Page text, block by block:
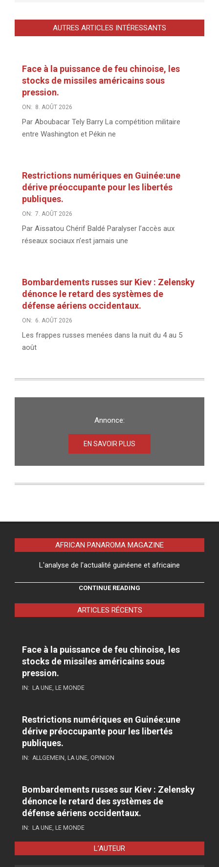
AUTRES ARTICLES INTÉRESSANTS
Face à la puissance de feu chinoise, les
stocks de missiles américains sous
pression.
ON: 8. AOÛT 2026
Par Aboubacar Tely Barry La compétition militaire
entre Washington et Pékin ne
Restrictions numériques en Guinée:une
dérive préoccupante pour les libertés
publiques.
ON: 7. AOÛT 2026
Par Aïssatou Chérif Baldé Paralyser l’accès aux
réseaux sociaux n’est jamais une
Bombardements russes sur Kiev : Zelensky
dénonce le retard des systèmes de
défense aériens occidentaux.
ON: 6. AOÛT 2026
Les frappes russes menées dans la nuit du 4 au 5
août
Annonce:
EN SAVOIR PLUS
AFRICAN PANAROMA MAGAZINE
L'analyse de l'actualité guinéene et africaine
CONTINUE READING
ARTICLES RÉCENTS
Face à la puissance de feu chinoise, les
stocks de missiles américains sous
pression.
IN: LA UNE, LE MONDE
Restrictions numériques en Guinée:une
dérive préoccupante pour les libertés
publiques.
IN: ALLGEMEIN, LA UNE, OPINION
Bombardements russes sur Kiev : Zelensky
dénonce le retard des systèmes de
défense aériens occidentaux.
IN: LA UNE, LE MONDE
L’AUTEUR